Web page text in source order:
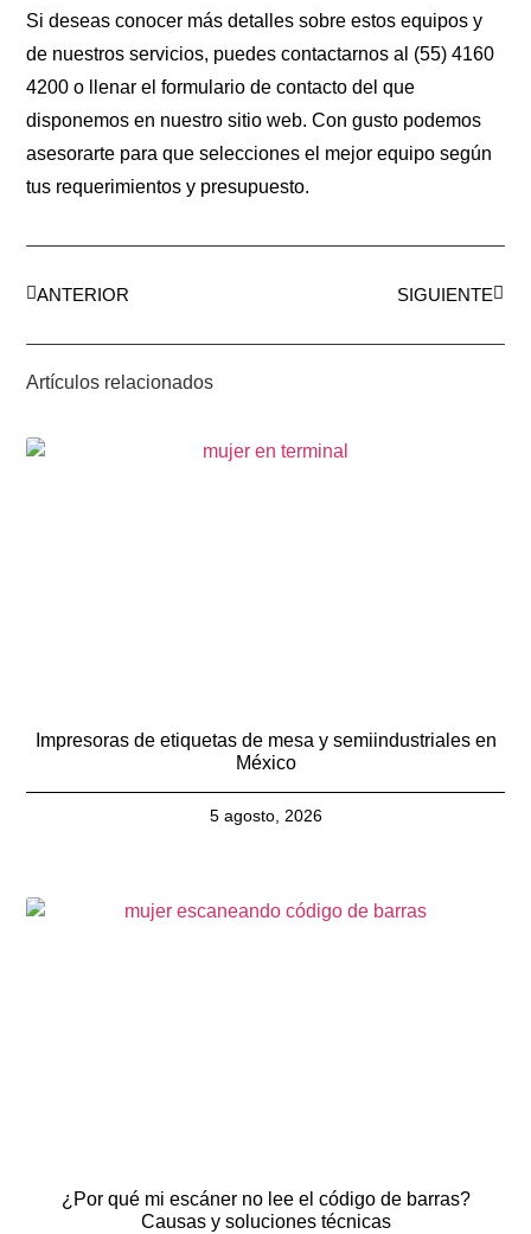
Si deseas conocer más detalles sobre estos equipos y
de nuestros servicios, puedes contactarnos al (55) 4160
4200 o llenar el formulario de contacto del que
disponemos en nuestro sitio web. Con gusto podemos
asesorarte para que selecciones el mejor equipo según
tus requerimientos y presupuesto.
ANTERIOR SIGUIENTE
Artículos relacionados
Impresoras de etiquetas de mesa y semiindustriales en
México
5 agosto, 2026
¿Por qué mi escáner no lee el código de barras?
Causas y soluciones técnicas